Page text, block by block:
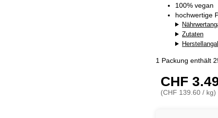
100% vegan
hochwertige
Zutaten
1 Packung enthält
CHF
(CHF 139.60 / kg)